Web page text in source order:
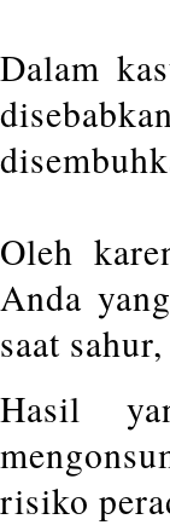
Dalam
Oleh
Anda
saat
Hasil
risiko